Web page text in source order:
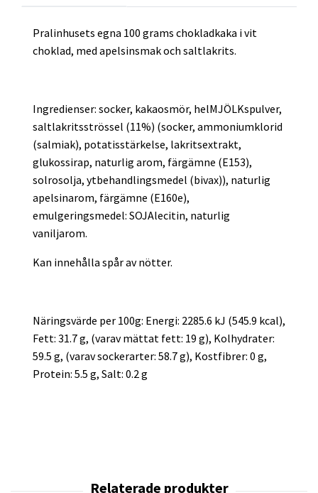
Pralinhusets egna 100 grams chokladkaka i vit
choklad, med apelsinsmak och saltlakrits.
Ingredienser: socker, kakaosmör, helMJÖLKspulver,
saltlakritsströssel (11%) (socker, ammoniumklorid
(salmiak), potatisstärkelse, lakritsextrakt,
glukossirap, naturlig arom, färgämne (E153),
solrosolja, ytbehandlingsmedel (bivax)), naturlig
apelsinarom, färgämne (E160e),
emulgeringsmedel: SOJAlecitin, naturlig
vaniljarom.
Kan innehålla spår av nötter.
Näringsvärde per 100g: Energi: 2285.6 kJ (545.9 kcal),
Fett: 31.7 g, (varav mättat fett: 19 g), Kolhydrater:
59.5 g, (varav sockerarter: 58.7 g), Kostfibrer: 0 g,
Protein: 5.5 g, Salt: 0.2 g